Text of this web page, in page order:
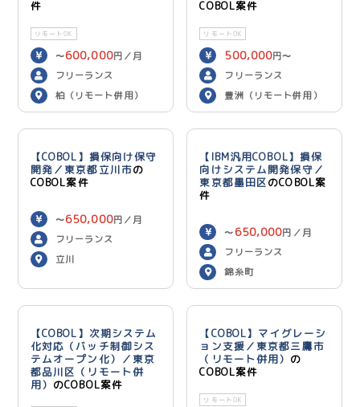
件
リモートOK
〜600,000円／月
フリーランス
柏（リモート併用）
COBOL案件
リモートOK
500,000円〜
600,000 円／月
フリーランス
豊洲（リモート併用）
【COBOL】損保向け保守
開発／東京都立川市の
COBOL案件
〜650,000円／月
フリーランス
立川
【IBM汎用COBOL】損保
向けシステム開発保守／
東京都墨田区のCOBOL案
件
〜 650,000円／月
フリーランス
錦糸町
【COBOL】次期システム
化対応（バッチ制御シス
テムオープン化）／東京
都品川区（リモート併
用） のCOBOL案件
【COBOL】マイグレーシ
ョン支援／東京都三鷹市
（リモート併用） の
COBOL案件
リモートOK